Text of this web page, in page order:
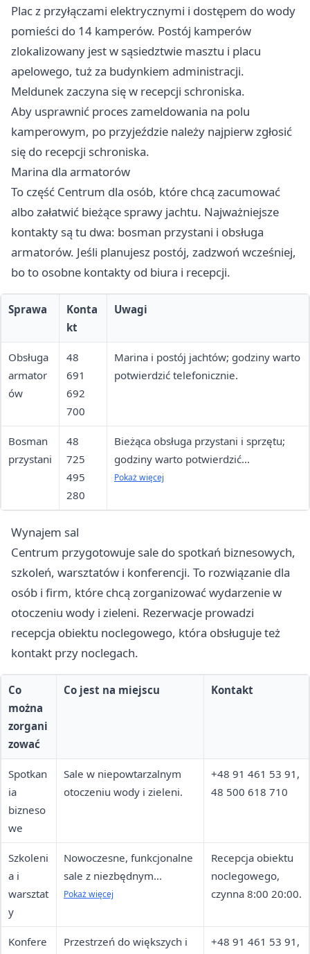
Plac z przyłączami elektrycznymi i dostępem do wody
pomieści do 14 kamperów. Postój kamperów
zlokalizowany jest w sąsiedztwie masztu i placu
apelowego, tuż za budynkiem administracji.
Meldunek zaczyna się w recepcji schroniska.
Aby usprawnić proces zameldowania na polu
kamperowym, po przyjeździe należy najpierw zgłosić
się do recepcji schroniska.
Marina dla armatorów
To część Centrum dla osób, które chcą zacumować
albo załatwić bieżące sprawy jachtu. Najważniejsze
kontakty są tu dwa: bosman przystani i obsługa
armatorów. Jeśli planujesz postój, zadzwoń wcześniej,
bo to osobne kontakty od biura i recepcji.
Sprawa
Konta
kt
Uwagi
Obsługa
armator
ów
48
691
692
700
Marina i postój jachtów; godziny warto
potwierdzić telefonicznie.
Bosman
przystani
48
725
495
280
Bieżąca obsługa przystani i sprzętu;
godziny warto potwierdzić
telefonicznie.
Pokaż więcej
Wynajem sal
Centrum przygotowuje sale do spotkań biznesowych,
szkoleń, warsztatów i konferencji. To rozwiązanie dla
osób i firm, które chcą zorganizować wydarzenie w
otoczeniu wody i zieleni. Rezerwacje prowadzi
recepcja obiektu noclegowego, która obsługuje też
kontakt przy noclegach.
Co
można
zorgani
zować
Co jest na miejscu Kontakt
Spotkan
ia
bizneso
we
Sale w niepowtarzalnym
otoczeniu wody i zieleni.
+48 91 461 53 91,
48 500 618 710
Szkoleni
a i
warsztat
y
Nowoczesne, funkcjonalne
sale z niezbędnym
sprzętem multimedialnym.
Pokaż więcej
Recepcja obiektu
noclegowego,
czynna 8:00 20:00.
Konfere
Przestrzeń do większych i
+48 91 461 53 91,